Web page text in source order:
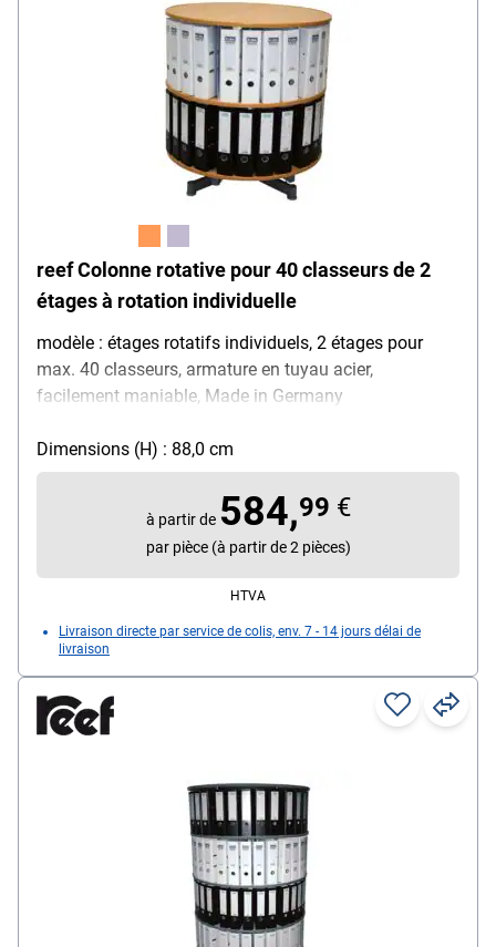
reef Colonne rotative pour 40 classeurs de 2
étages à rotation individuelle
modèle : étages rotatifs individuels, 2 étages pour
max. 40 classeurs, armature en tuyau acier,
facilement maniable, Made in Germany
Dimensions (H) : 88,0 cm
à partir de 584,99 €
par pièce (à partir de 2 pièces)
HTVA
Livraison directe par service de colis, env. 7 - 14 jours délai de
livraison